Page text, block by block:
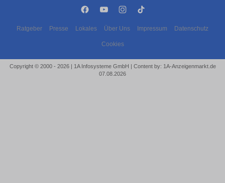
Ratgeber Presse Lokales Über Uns Impressum Datenschutz
Cookies
Copyright © 2000 - 2026 | 1A Infosysteme GmbH | Content by: 1A-Anzeigenmarkt.de
07.08.2026